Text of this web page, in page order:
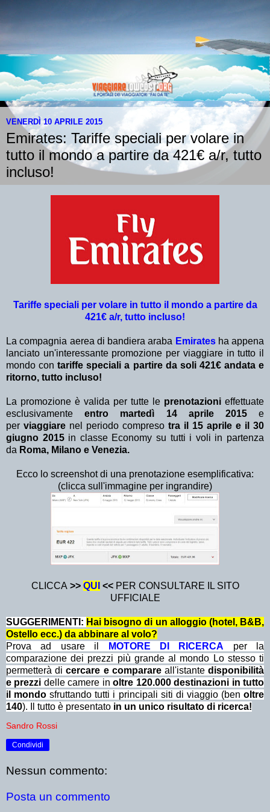
VENERDÌ 10 APRILE 2015
Emirates: Tariffe speciali per volare in
tutto il mondo a partire da 421€ a/r, tutto
incluso!
Tariffe speciali per volare in tutto il mondo a partire da
421€ a/r, tutto incluso!
La compagnia aerea di bandiera araba Emirates ha appena
lanciato un'interessante promozione per viaggiare in tutto il
mondo contariffe speciali a partire da soli 421€ andata e
ritorno, tutto incluso!
La promozione è valida per tutte le prenotazioni effettuate
esclusivamente entro martedì 14 aprile 2015 e
per viaggiare nel periodo compreso tra il 15 aprile e il 30
giugno 2015 in classe Economy su tutti i voli in partenza
da Roma, Milano e Venezia.
Ecco lo screenshot di una prenotazione esemplificativa:
(clicca sull'immagine per ingrandire)
CLICCA >> QUI <<PER CONSULTARE IL SITO
UFFICIALE
SUGGERIMENTI: Hai bisogno di un alloggio (hotel, B&B,
Ostello ecc.) da abbinare al volo?
Prova ad usare il
MOTORE DI RICERCA
per la
comparazione dei prezzi più grande al mondo Lo stesso ti
permetterà dicercare e comparare all'istantedisponibilità
e prezzi delle camere inoltre 120.000 destinazioni in tutto
il mondo sfruttando tutti i principali siti di viaggio (benoltre
140). Il tutto è presentato in un unico risultato di ricerca!
Sandro Rossi
Condividi
Nessun commento:
Posta un commento